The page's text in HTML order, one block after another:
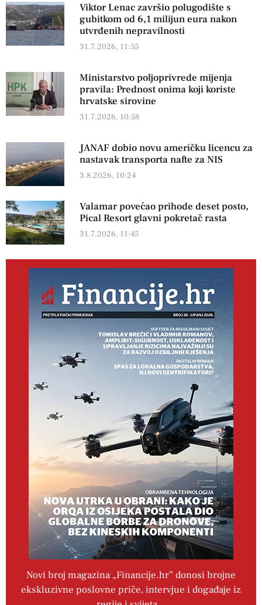
Viktor Lenac završio polugodište s
gubitkom od 6,1 milijun eura nakon
utvrđenih nepravilnosti
31.7.2026, 11:55
Ministarstvo poljoprivrede mijenja
pravila: Prednost onima koji koriste
hrvatske sirovine
31.7.2026, 10:58
JANAF dobio novu američku licencu za
nastavak transporta nafte za NIS
3.8.2026, 10:24
Valamar povećao prihode deset posto,
Pical Resort glavni pokretač rasta
31.7.2026, 11:45
Novi broj magazina „Financije.hr” donosi brojne
ekskluzivne poslovne priče, intervjue i događaje iz